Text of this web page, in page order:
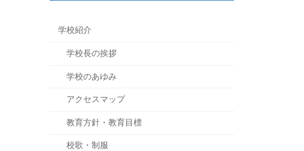
学校紹介
学校長の挨拶
学校のあゆみ
アクセスマップ
教育方針・教育目標
校歌・制服